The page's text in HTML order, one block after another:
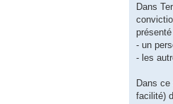
Dans
- un
- les
Dans
facilité)